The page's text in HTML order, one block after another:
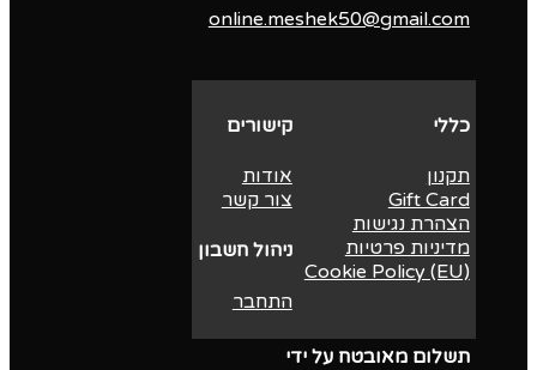
תשלום מאובטח על ידי
קישורים
אודות
צור קשר
ניהול חשבון
התחבר
כללי
תקנון
Gift Card
הצהרת נגישות
מדיניות פרטיות
Cookie Policy (EU)
online.meshek50@gmail.com